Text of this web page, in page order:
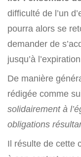
difficulté de l’un
pourra alors se
demander de
jusqu’à
De manière
rédigée comme
solidairement à
obligations
Il résulte de cette